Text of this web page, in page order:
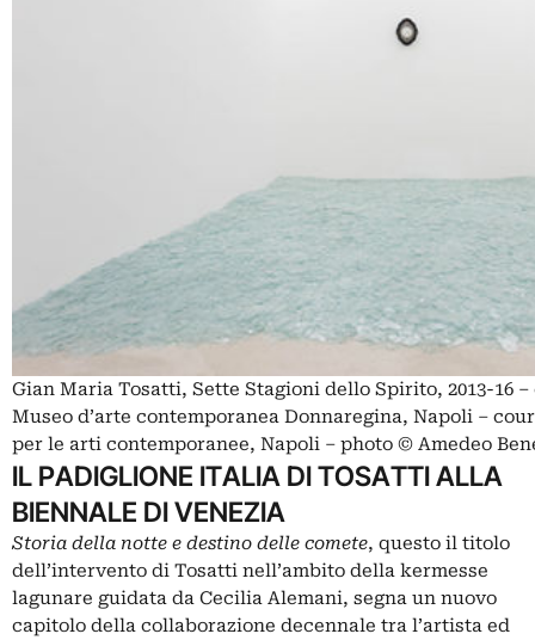
Gian Maria Tosatti, Sette Stagioni dello Spirito, 2013-16
Museo d’arte contemporanea Donnaregina, Napoli –
per le arti contemporanee, Napoli – photo © Amedeo
IL PADIGLIONE ITALIA DI TOSATTI ALLA
BIENNALE DI VENEZIA
Storia della notte e destino delle comete, questo il titolo
dell’intervento di Tosatti nell’ambito della kermesse
lagunare guidata da Cecilia Alemani, segna un nuovo
capitolo della collaborazione decennale tra l’artista ed